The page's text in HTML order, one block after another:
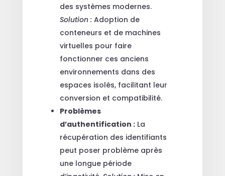
des systèmes modernes.
Solution : Adoption de
conteneurs et de machines
virtuelles pour faire
fonctionner ces anciens
environnements dans des
espaces isolés, facilitant leur
conversion et compatibilité.
Problèmes
d’authentification :La
récupération des identifiants
peut poser problème après
une longue période